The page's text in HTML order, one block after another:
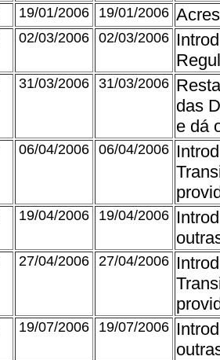
19/01/2006 19/01/2006
02/03/2006 02/03/2006
31/03/2006 31/03/2006
das
e dá
06/04/2006 06/04/2006
19/04/2006 19/04/2006
27/04/2006 27/04/2006
19/07/2006 19/07/2006